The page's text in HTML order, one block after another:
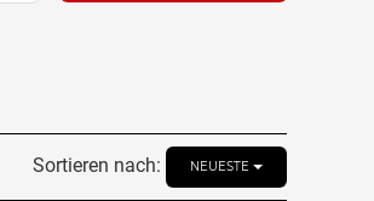
Sortieren nach: NEUESTE